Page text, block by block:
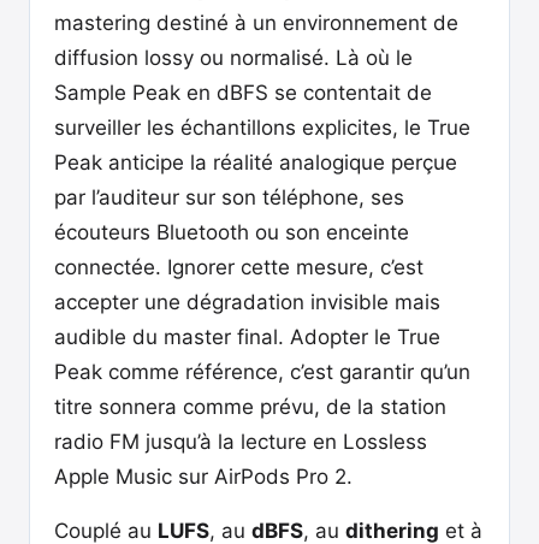
mastering destiné à un environnement de
diffusion lossy ou normalisé. Là où le
Sample Peak en dBFS se contentait de
surveiller les échantillons explicites, le True
Peak anticipe la réalité analogique perçue
par l’auditeur sur son téléphone, ses
écouteurs Bluetooth ou son enceinte
connectée. Ignorer cette mesure, c’est
accepter une dégradation invisible mais
audible du master final. Adopter le True
Peak comme référence, c’est garantir qu’un
titre sonnera comme prévu, de la station
radio FM jusqu’à la lecture en Lossless
Apple Music sur AirPods Pro 2.
Couplé au LUFS, au dBFS, au dithering et à